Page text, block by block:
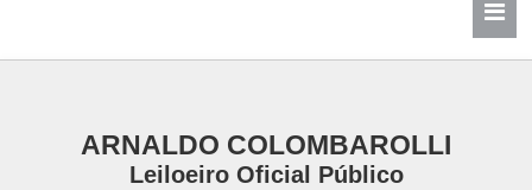
ARNALDO COLOMBAROLLI
Leiloeiro Oficial Público